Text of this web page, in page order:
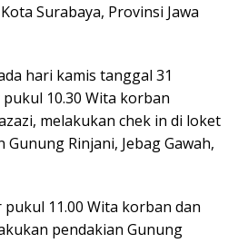
Surabaya, Provinsi Jawa
hari kamis tanggal 31
10.30 Wita korban
melakukan chek in di loket
Rinjani, Jebag Gawah,
11.00 Wita korban dan
pendakian Gunung